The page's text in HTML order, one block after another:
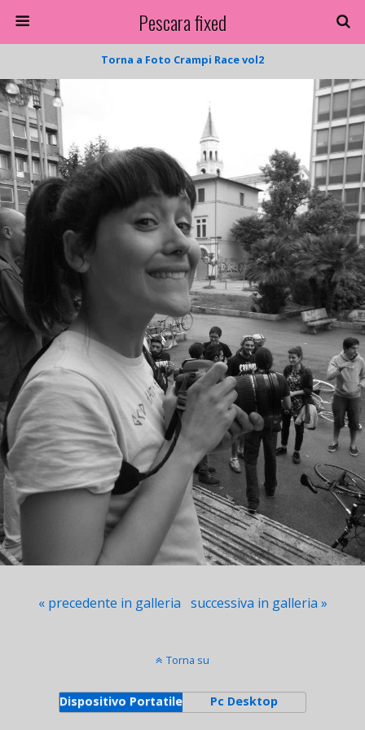
Pescara fixed
Torna a Foto Crampi Race vol2
« precedente in galleria successiva in galleria »
Torna su
Dispositivo Portatile Pc Desktop